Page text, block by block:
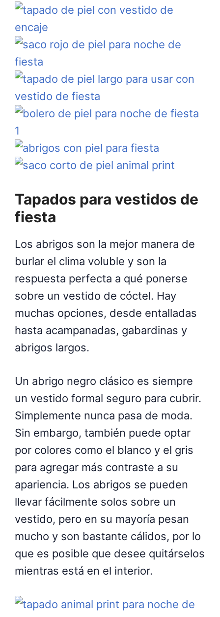
Tapados para vestidos de
fiesta
Los abrigos son la mejor manera de
burlar el clima voluble y son la
respuesta perfecta a qué ponerse
sobre un vestido de cóctel. Hay
muchas opciones, desde entalladas
hasta acampanadas, gabardinas y
abrigos largos.
Un abrigo negro clásico es siempre
un vestido formal seguro para cubrir.
Simplemente nunca pasa de moda.
Sin embargo, también puede optar
por colores como el blanco y el gris
para agregar más contraste a su
apariencia. Los abrigos se pueden
llevar fácilmente solos sobre un
vestido, pero en su mayoría pesan
mucho y son bastante cálidos, por lo
que es posible que desee quitárselos
mientras está en el interior.